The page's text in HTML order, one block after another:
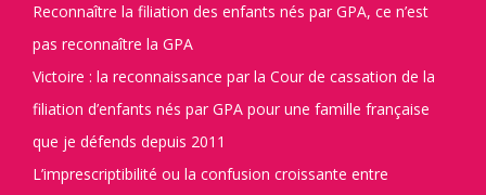
Reconnaître la filiation des enfants nés par GPA, ce n’est
pas reconnaître la GPA
Victoire : la reconnaissance par la Cour de cassation de la
filiation d’enfants nés par GPA pour une famille française
que je défends depuis 2011
L’imprescriptibilité ou la confusion croissante entre